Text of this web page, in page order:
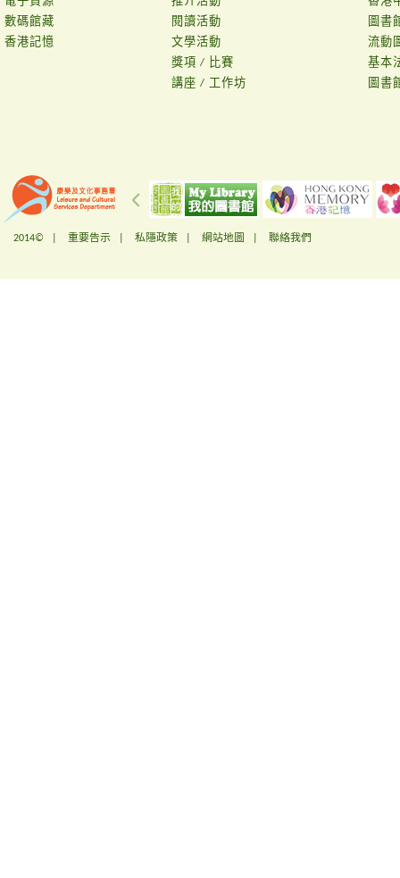
數碼館藏
香港記憶
閱讀活動
文學活動
獎項 / 比賽
講座 / 工作坊
圖書
流動
基本
圖書
2014© | 重要告示 私隱政策 網站地圖 聯絡我們